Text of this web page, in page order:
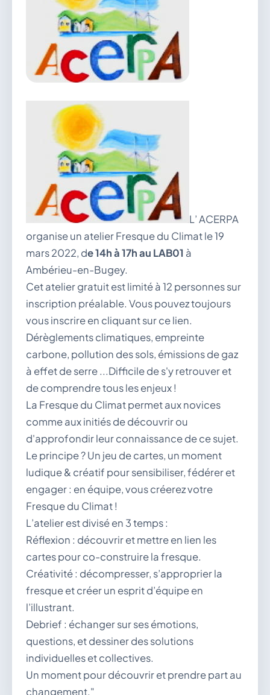
Découvrir la commune
LUNDI 10 AOÛT 2026
Secrétariat ouvert
Lundi, mardi, jeudi, vendredi de 8h30 à 12h et
après-midi sur rendez-vous. Samedi sur rendez-
vous.
04 74 38 22 78
mairie@douvres.fr
140 Place de la Babillière, 01500 Douvres
Contacter la mairie
Le guichet des associations
publier une annonce
L’ ACERPA
organise un atelier Fresque du Climat le 19
mars 2022, de 14h à 17h au LAB01 à
Ambérieu-en-Bugey.
Cet atelier gratuit est limité à 12 personnes sur
inscription préalable. Vous pouvez toujours
vous inscrire en cliquant sur ce lien.
Dérèglements climatiques, empreinte
carbone, pollution des sols, émissions de gaz
à effet de serre ...Difficile de s'y retrouver et
de comprendre tous les enjeux !
La Fresque du Climat permet aux novices
comme aux initiés de découvrir ou
d'approfondir leur connaissance de ce sujet.
Le principe ? Un jeu de cartes, un moment
ludique & créatif pour sensibiliser, fédérer et
engager : en équipe, vous créerez votre
Fresque du Climat !
L’atelier est divisé en 3 temps :
Réflexion : découvrir et mettre en lien les
cartes pour co-construire la fresque.
Créativité : décompresser, s’approprier la
fresque et créer un esprit d’équipe en
l’illustrant.
Debrief : échanger sur ses émotions,
questions, et dessiner des solutions
individuelles et collectives.
Un moment pour découvrir et prendre part au
changement."